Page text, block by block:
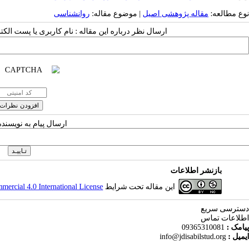
نوع مطالعه: مقاله پژوهشی اصیل | موضوع مقاله: روانشناسی
ارسال نظر درباره این مقاله : نام کاربری یا پست
ارسال پیام به
بازنشر اطلاعات
این مقاله تحت شرایط 4.0 International License
دسترسی سریع
اطلاعات تماس
پیامک : 09365310081
ایمیل : info@jdisabilstud.org